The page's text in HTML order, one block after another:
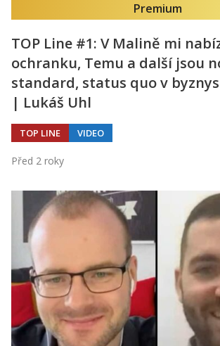
Premium
TOP Line #1: V Malině mi
ochranku, Temu a další jsou
standard, status quo v
| Lukáš Uhl
TOP LINE VIDEO
Před 2 roky